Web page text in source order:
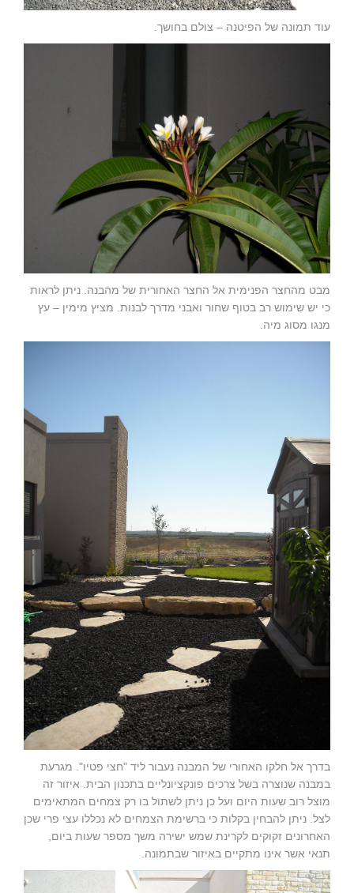
עוד תמונה של הפיטנה – צולם בחושך.
מבט מהחצר הפנימית אל החצר האחורית של מהבנה. ניתן לראות
כי יש שימוש רב בטוף שחור ואבני מדרך לבנות. מציץ מימין – עץ
מנגו מסוג מיה.
בדרך אל חלקו האחורי של המבנה נעבור ליד "חצי פטיו". מגרעת
במבנה שנוצרה בשל צרכים פונקציונליים בתכנון הבית. איזור זה
מוצל רוב שעות היום ועל כן ניתן לשתול בו רק צמחים המתאימים
לצל. ניתן להבחין בקלות כי ברשימת הצמחים לא נכללו עצי פרי שכן
האחרונים זקוקים לקרינת שמש ישירה משך מספר שעות ביום,
תנאי אשר אינו מתקיים באיזור שבתמונה.